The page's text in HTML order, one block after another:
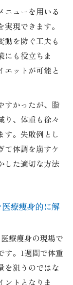
身的スープ
燃焼スープ
避術
肪燃焼レシ
の正しい食
療痩身的工
プ保存と活
を検証
肪燃焼効果
ニューを用いる
現できます。
動を防ぐ工夫も
にも役立ちま
エットが可能と
すかったが、脂
り、体重も徐々
す。失敗例とし
て体調を崩すケ
した適切な方法
療痩身的に解
療痩身の現場で
す。1週間で体重
を狙うのではな
ントとなりま